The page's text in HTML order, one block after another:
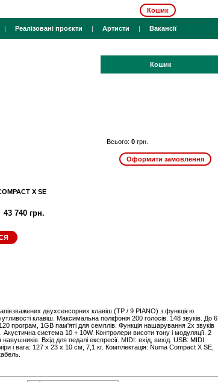
Кошик
Реалізовані проєкти | Артисти | Вакансії
Кошик
Всього: 0 грн.
X SE
43 740 грн.
двухсенсорних клавіш (TP / 9 PIANO) з функцією
клавіш. Максимальна поліфонія 200 голосів. 148 звуків. До 6
програм, 1GB пам'яті для семплів. Функція нашарування 2х звуків
Акустична система 10 + 10W. Контролери висоти тону і модуляції. 2
Вхід для педалі експресії. MIDI: вхід, вихід. USB: MIDI
і вага: 127 х 23 х 10 см, 7,1 кг. Комплектація: Numa Compact X SE,